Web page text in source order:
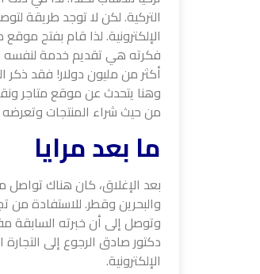
الإلكترونية. لذا قام بفتح
فكرته هي تقديم خدمة لنفسه
أكثر من مليون دولار! فقد
وهنا يتحدث عن موقع متاجر
من حيث شراء المنتجات وتعرضه
ما بعد مرايا
بعد الإغلاق، كان هناك
والبحرين وقطر. للاستفادة من
وتوصل إلى أن خبرته السابقة
دكتور صادق الرجوع إلى
الإلكترونية.